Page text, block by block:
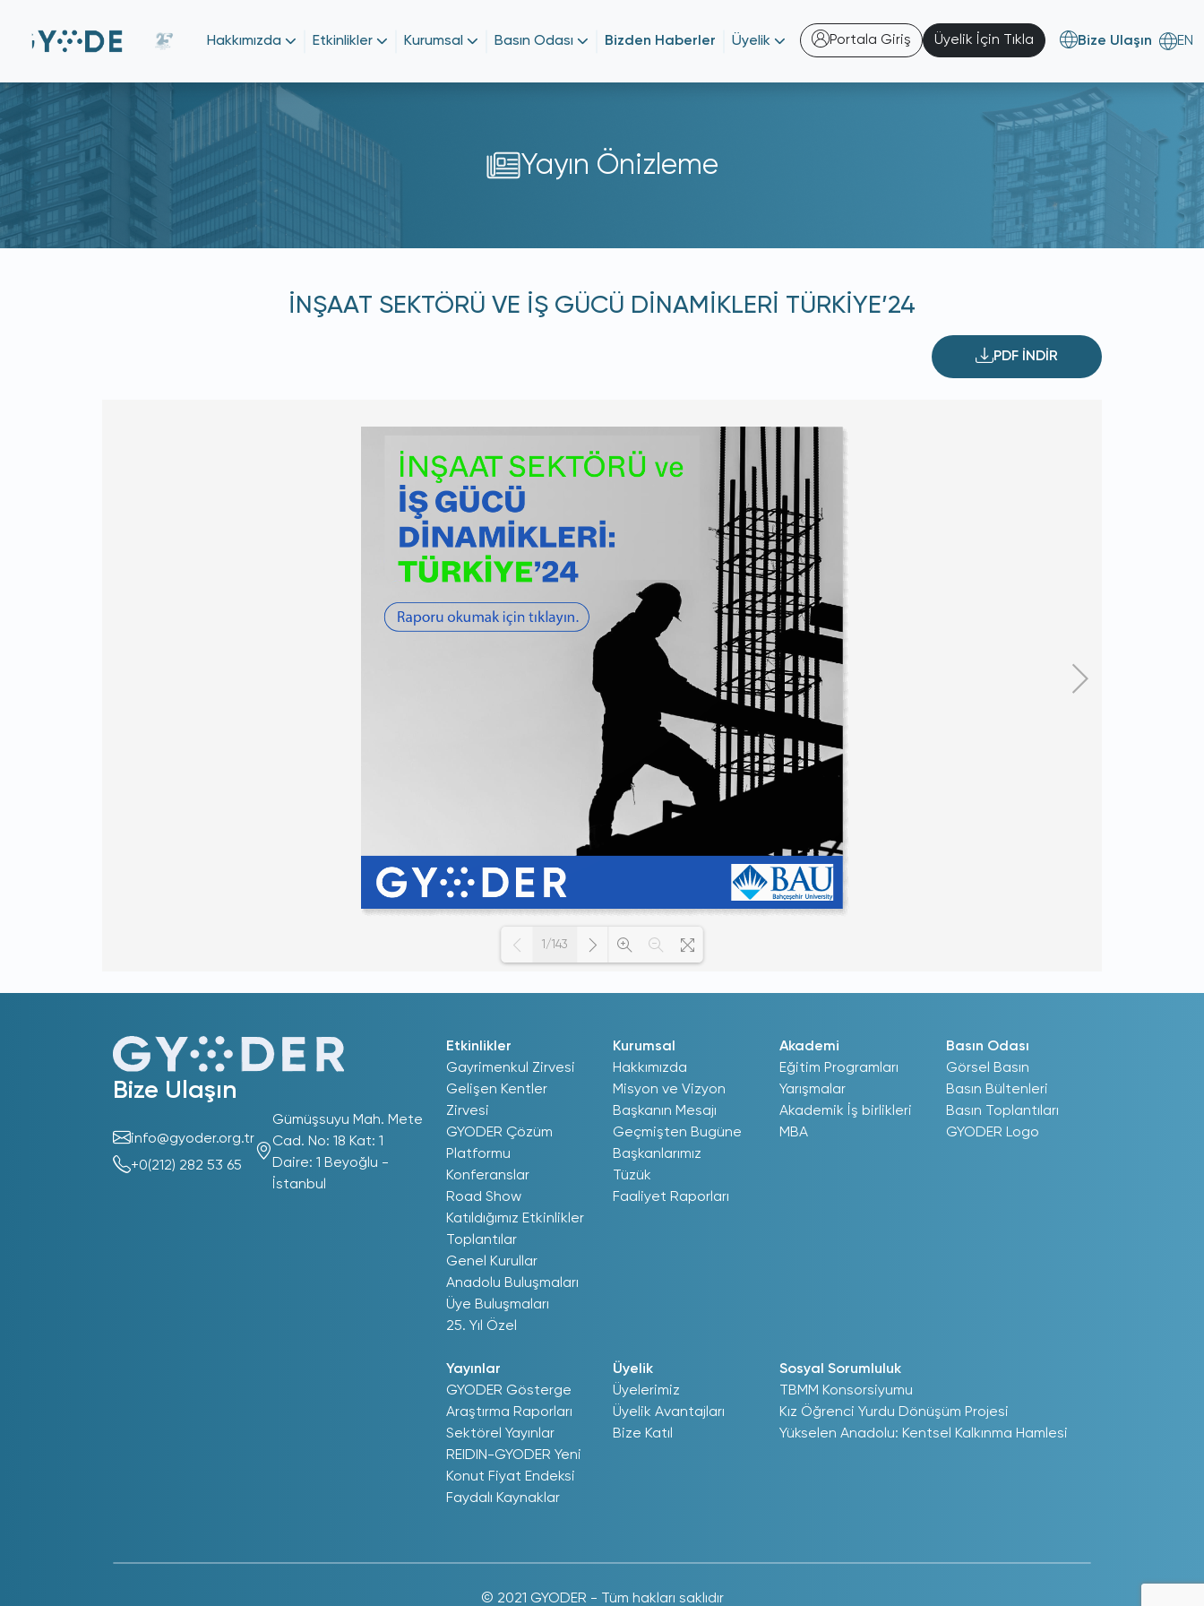
Hakkımızda Etkinlikler Kurumsal Basın Odası Bizden Haberler Üyelik Portala Giriş Üyelik İçin Tıkla Bize Ulaşın EN
Yayın Önizleme
İNŞAAT SEKTÖRÜ VE İŞ GÜCÜ DİNAMİKLERİ TÜRKİYE’24
PDF İNDİR
1/143
Bize Ulaşın
info@gyoder.org.tr
+0(212) 282 53 65
Gümüşsuyu Mah. Mete
Cad. No: 18 Kat: 1
Daire: 1 Beyoğlu -
İstanbul
Etkinlikler
Gayrimenkul Zirvesi
Gelişen Kentler
Zirvesi
GYODER Çözüm
Platformu
Konferanslar
Road Show
Katıldığımız Etkinlikler
Toplantılar
Genel Kurullar
Anadolu Buluşmaları
Üye Buluşmaları
25. Yıl Özel
Kurumsal
Hakkımızda
Misyon ve Vizyon
Başkanın Mesajı
Geçmişten Bugüne
Başkanlarımız
Tüzük
Faaliyet Raporları
Akademi
Eğitim Programları
Yarışmalar
Akademik İş birlikleri
MBA
Basın Odası
Görsel Basın
Basın Bültenleri
Basın Toplantıları
GYODER Logo
Yayınlar
GYODER Gösterge
Araştırma Raporları
Sektörel Yayınlar
REIDIN-GYODER Yeni
Konut Fiyat Endeksi
Faydalı Kaynaklar
Üyelik
Üyelerimiz
Üyelik Avantajları
Bize Katıl
Sosyal Sorumluluk
TBMM Konsorsiyumu
Kız Öğrenci Yurdu Dönüşüm Projesi
Yükselen Anadolu: Kentsel Kalkınma Hamlesi
© 2021 GYODER - Tüm hakları saklıdır